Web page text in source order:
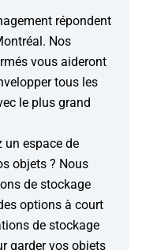
répondent
Nos
vous aideront
tous les
le plus grand
un espace de
objets ? Nous
de stockage
options à court
de stockage
garder vos objets